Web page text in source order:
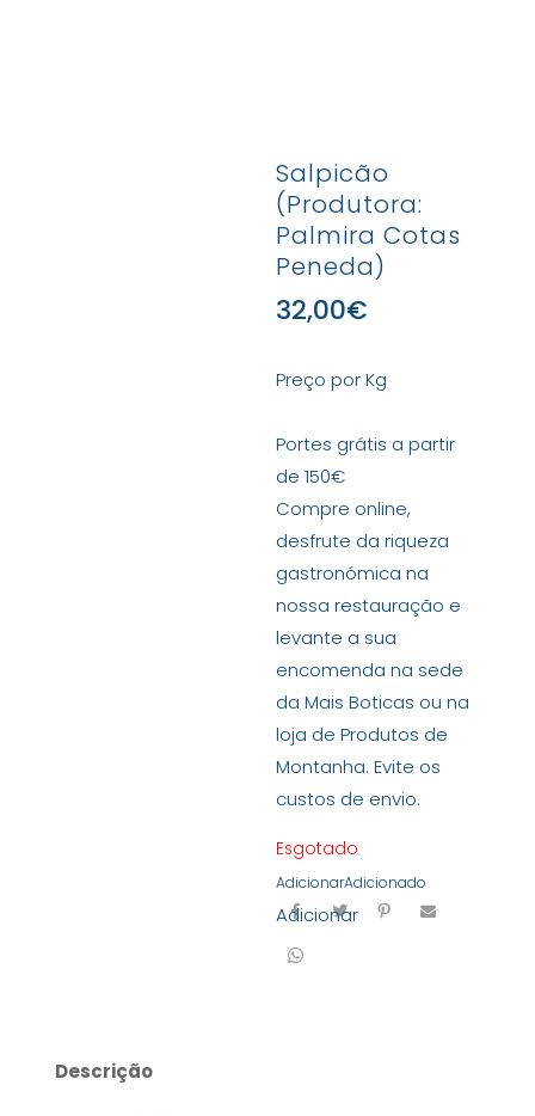
Salpicão
(Produtora:
Palmira Cotas
Peneda)
32,00€
Preço por Kg
Portes grátis a partir
de 150€
Compre online,
desfrute da riqueza
gastronómica na
nossa restauração e
levante a sua
encomenda na sede
da Mais Boticas ou na
loja de Produtos de
Montanha. Evite os
custos de envio.
Esgotado
AdicionarAdicionado
Adicionar
Descrição